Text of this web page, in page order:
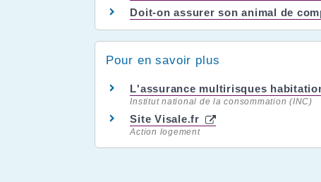
Doit-on assurer son animal de
Pour en savoir plus
L'assurance multirisques
Institut national de la consommation (INC)
Site Visale.fr
Action logement